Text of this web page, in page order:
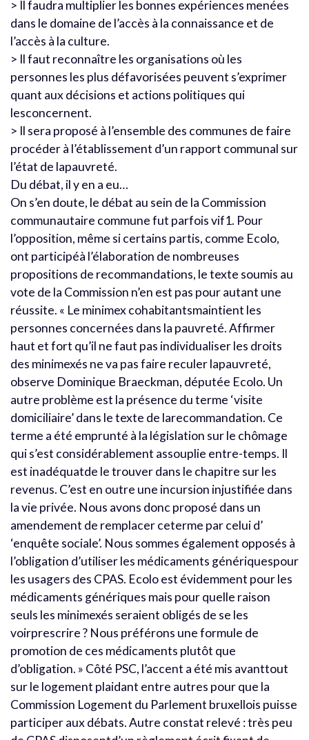
> Il faudra multiplier les bonnes expériences menées
dans le domaine de l’accès à la connaissance et de
l’accès à la culture.
> Il faut reconnaître les organisations où les
personnes les plus défavorisées peuvent s’exprimer
quant aux décisions et actions politiques qui
lesconcernent.
> Il sera proposé à l’ensemble des communes de faire
procéder à l’établissement d’un rapport communal sur
l’état de lapauvreté.
Du débat, il y en a eu…
On s’en doute, le débat au sein de la Commission
communautaire commune fut parfois vif1. Pour
l’opposition, même si certains partis, comme Ecolo,
ont participéà l’élaboration de nombreuses
propositions de recommandations, le texte soumis au
vote de la Commission n’en est pas pour autant une
réussite. « Le minimex cohabitantsmaintient les
personnes concernées dans la pauvreté. Affirmer
haut et fort qu’il ne faut pas individualiser les droits
des minimexés ne va pas faire reculer lapauvreté,
observe Dominique Braeckman, députée Ecolo. Un
autre problème est la présence du terme ‘visite
domiciliaire’ dans le texte de larecommandation. Ce
terme a été emprunté à la législation sur le chômage
qui s’est considérablement assouplie entre-temps. Il
est inadéquatde le trouver dans le chapitre sur les
revenus. C’est en outre une incursion injustifiée dans
la vie privée. Nous avons donc proposé dans un
amendement de remplacer ceterme par celui d’
‘enquête sociale’. Nous sommes également opposés à
l’obligation d’utiliser les médicaments génériquespour
les usagers des CPAS. Ecolo est évidemment pour les
médicaments génériques mais pour quelle raison
seuls les minimexés seraient obligés de se les
voirprescrire ? Nous préférons une formule de
promotion de ces médicaments plutôt que
d’obligation. » Côté PSC, l’accent a été mis avanttout
sur le logement plaidant entre autres pour que la
Commission Logement du Parlement bruxellois puisse
participer aux débats. Autre constat relevé : très peu